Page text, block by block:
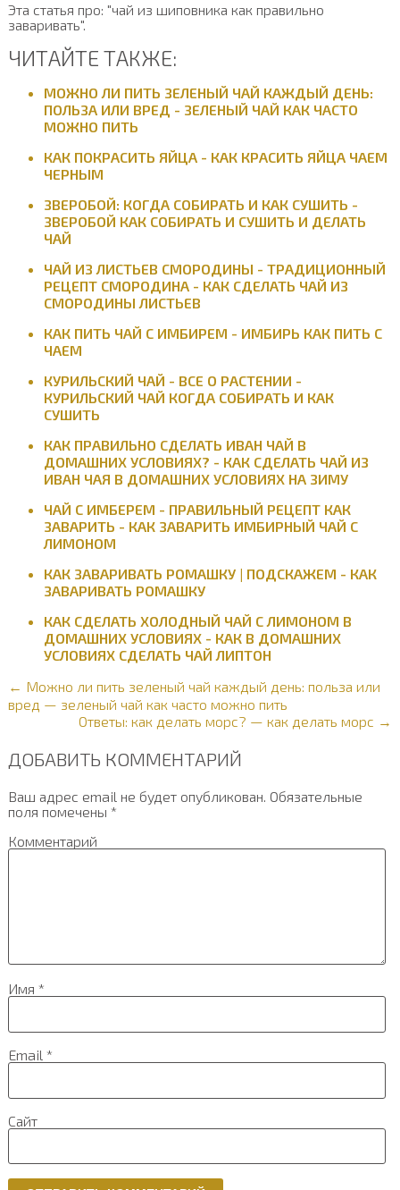
Эта статья про: "чай из шиповника как правильно
заваривать".
ЧИТАЙТЕ ТАКЖЕ:
МОЖНО ЛИ ПИТЬ ЗЕЛЕНЫЙ ЧАЙ КАЖДЫЙ ДЕНЬ:
ПОЛЬЗА ИЛИ ВРЕД - ЗЕЛЕНЫЙ ЧАЙ КАК ЧАСТО
МОЖНО ПИТЬ
КАК ПОКРАСИТЬ ЯЙЦА - КАК КРАСИТЬ ЯЙЦА ЧАЕМ
ЧЕРНЫМ
ЗВЕРОБОЙ: КОГДА СОБИРАТЬ И КАК СУШИТЬ -
ЗВЕРОБОЙ КАК СОБИРАТЬ И СУШИТЬ И ДЕЛАТЬ
ЧАЙ
ЧАЙ ИЗ ЛИСТЬЕВ СМОРОДИНЫ - ТРАДИЦИОННЫЙ
РЕЦЕПТ СМОРОДИНА - КАК СДЕЛАТЬ ЧАЙ ИЗ
СМОРОДИНЫ ЛИСТЬЕВ
КАК ПИТЬ ЧАЙ С ИМБИРЕМ - ИМБИРЬ КАК ПИТЬ С
ЧАЕМ
КУРИЛЬСКИЙ ЧАЙ - ВСЕ О РАСТЕНИИ -
КУРИЛЬСКИЙ ЧАЙ КОГДА СОБИРАТЬ И КАК
СУШИТЬ
КАК ПРАВИЛЬНО СДЕЛАТЬ ИВАН ЧАЙ В
ДОМАШНИХ УСЛОВИЯХ? - КАК СДЕЛАТЬ ЧАЙ ИЗ
ИВАН ЧАЯ В ДОМАШНИХ УСЛОВИЯХ НА ЗИМУ
ЧАЙ С ИМБЕРЕМ - ПРАВИЛЬНЫЙ РЕЦЕПТ КАК
ЗАВАРИТЬ - КАК ЗАВАРИТЬ ИМБИРНЫЙ ЧАЙ С
ЛИМОНОМ
КАК ЗАВАРИВАТЬ РОМАШКУ | ПОДСКАЖЕМ - КАК
ЗАВАРИВАТЬ РОМАШКУ
КАК СДЕЛАТЬ ХОЛОДНЫЙ ЧАЙ С ЛИМОНОМ В
ДОМАШНИХ УСЛОВИЯХ - КАК В ДОМАШНИХ
УСЛОВИЯХ СДЕЛАТЬ ЧАЙ ЛИПТОН
← Можно ли пить зеленый чай каждый день: польза или
вред — зеленый чай как часто можно пить
Ответы: как делать морс? — как делать морс →
ДОБАВИТЬ КОММЕНТАРИЙ
Ваш адрес email не будет опубликован. Обязательные
поля помечены *
Комментарий
Имя *
Email *
Сайт